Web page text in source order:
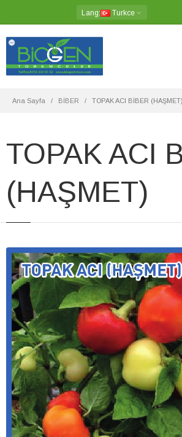
Lang: Turkce
Ana Sayfa BİBER TOPAK ACI BİBER (HAŞMET)
TOPAK ACI
(HAŞMET)